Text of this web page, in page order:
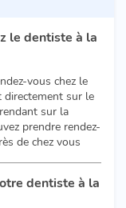
le dentiste à la
vous chez le
directement sur le
sur la
prendre rendez-
de chez vous
dentiste à la